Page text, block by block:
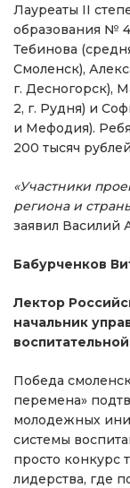
Лауреаты II
образования № 4
Тебинова
Смоленск),
г. Десногорск),
2, г. Рудня) и
и Мефодия).
200 тысяч
«Участники
региона и
заявил Василий
Бабурченков
Лектор
начальник
Победа
перемена»
молодежных
системы
просто конкурс
лидерства, где